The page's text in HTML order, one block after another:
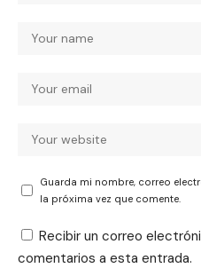
Guarda mi nombre, correo
la próxima vez que comente.
Recibir un correo
comentarios a esta entrada.